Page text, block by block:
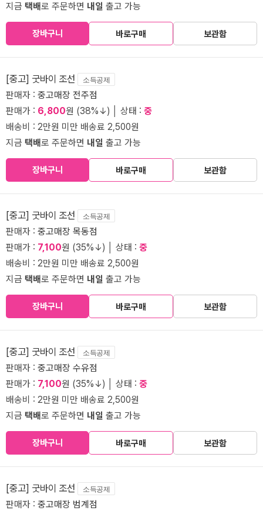
지금 택배로 주문하면 내일 출고 가능
장바구니 바로구매 보관함
[중고] 굿바이 조선 소득공제
판매자 : 중고매장 전주점
판매가 : 6,800원 (38%↓) │ 상태 : 중
배송비 : 2만원 미만 배송료 2,500원
지금 택배로 주문하면 내일 출고 가능
장바구니 바로구매 보관함
[중고] 굿바이 조선 소득공제
판매자 : 중고매장 목동점
판매가 : 7,100원 (35%↓) │ 상태 : 중
배송비 : 2만원 미만 배송료 2,500원
지금 택배로 주문하면 내일 출고 가능
장바구니 바로구매 보관함
[중고] 굿바이 조선 소득공제
판매자 : 중고매장 수유점
판매가 : 7,100원 (35%↓) │ 상태 : 중
배송비 : 2만원 미만 배송료 2,500원
지금 택배로 주문하면 내일 출고 가능
장바구니 바로구매 보관함
[중고] 굿바이 조선 소득공제
판매자 : 중고매장 범계점